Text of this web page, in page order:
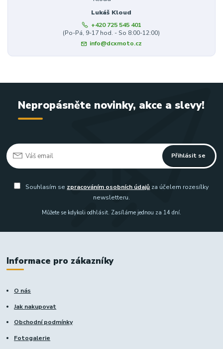
Lukáš Kloud
+420 725 545 401
(Po-Pá, 9-17 hod. - So 8:00-12:00)
info@dcxmoto.cz
Nepropásněte novinky, akce a slevy!
Přihlásit se
Souhlasím se zpracováním osobních údajů za účelem rozesílky
newsletteru.
Můžete se kdykoli odhlásit. Zasíláme jednou za 14 dní.
Informace pro zákazníky
O nás
Jak nakupovat
Obchodní podmínky
Fotogalerie